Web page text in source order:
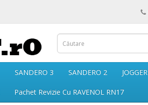
SANDERO 3 SANDERO 2 JOGGER
Pachet Revizie Cu RAVENOL RN17